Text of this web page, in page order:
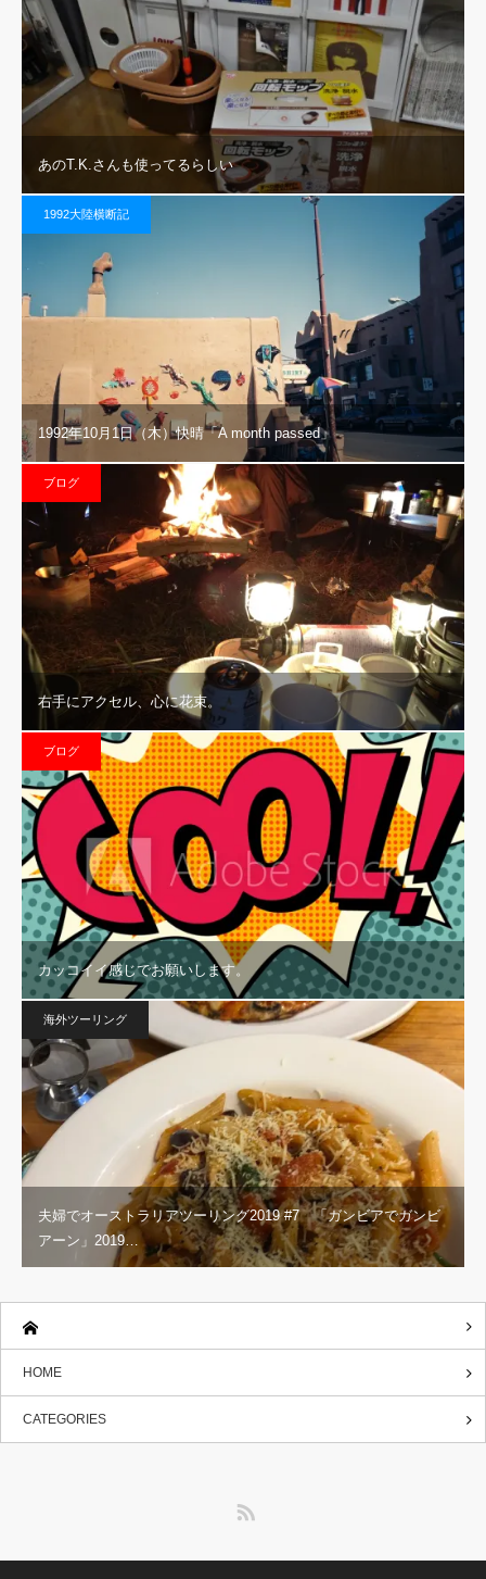
あのT.K.さんも使ってるらしい
1992大陸横断記
1992年10月1日（木）快晴「A month passed」
ブログ
右手にアクセル、心に花束。
ブログ
カッコイイ感じでお願いします。
海外ツーリング
夫婦でオーストラリアツーリング2019 #7 「ガンビアでガンビ
アーン」2019…
HOME
CATEGORIES